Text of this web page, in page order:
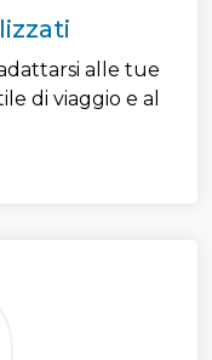
alle tue
di viaggio e al